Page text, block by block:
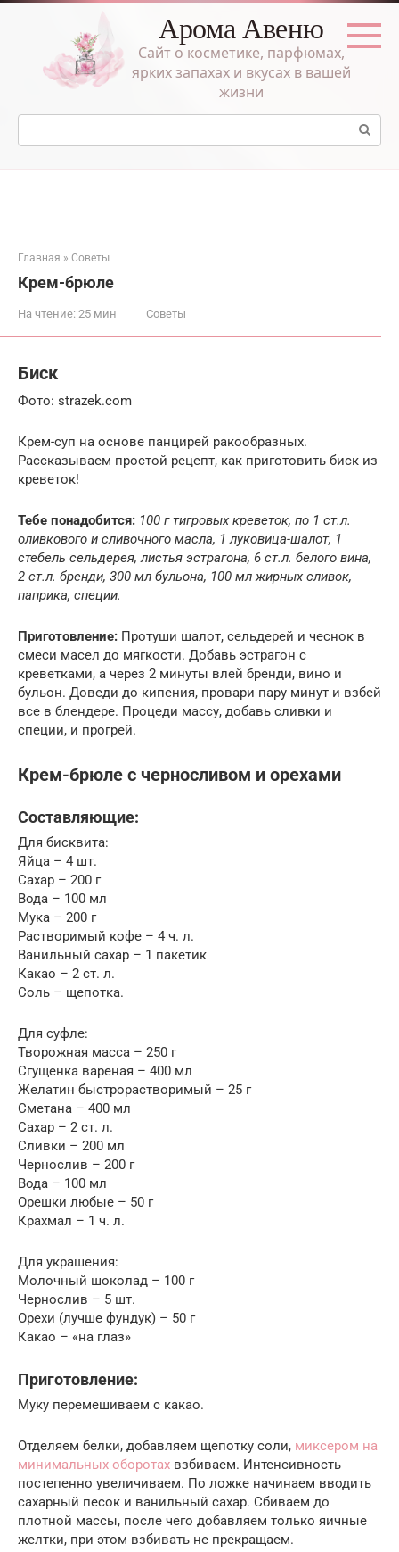
Перейти
Арома Авеню
Сайт о косметике, парфюмах,
ярких запахах и вкусах в вашей
жизни
Поиск:
Главная » Советы
Крем-брюле
На чтение: 25 мин Советы
Биск
Фото: strazek.com
Крем-суп на основе панцирей ракообразных.
Рассказываем простой рецепт, как приготовить биск из
креветок!
Тебе понадобится: 100 г тигровых креветок, по 1 ст.л.
оливкового и сливочного масла, 1 луковица-шалот, 1
стебель сельдерея, листья эстрагона, 6 ст.л. белого вина,
2 ст.л. бренди, 300 мл бульона, 100 мл жирных сливок,
паприка, специи.
Приготовление: Протуши шалот, сельдерей и чеснок в
смеси масел до мягкости. Добавь эстрагон с
креветками, а через 2 минуты влей бренди, вино и
бульон. Доведи до кипения, провари пару минут и взбей
все в блендере. Процеди массу, добавь сливки и
специи, и прогрей.
Крем-брюле с черносливом и орехами
Составляющие:
Для бисквита:
Яйца – 4 шт.
Сахар – 200 г
Вода – 100 мл
Мука – 200 г
Растворимый кофе – 4 ч. л.
Ванильный сахар – 1 пакетик
Какао – 2 ст. л.
Соль – щепотка.
Для суфле:
Творожная масса – 250 г
Сгущенка вареная – 400 мл
Желатин быстрорастворимый – 25 г
Сметана – 400 мл
Сахар – 2 ст. л.
Сливки – 200 мл
Чернослив – 200 г
Вода – 100 мл
Орешки любые – 50 г
Крахмал – 1 ч. л.
Для украшения:
Молочный шоколад – 100 г
Чернослив – 5 шт.
Орехи (лучше фундук) – 50 г
Какао – «на глаз»
Приготовление:
Муку перемешиваем с какао.
Отделяем белки, добавляем щепотку соли, миксером на
минимальных оборотах взбиваем. Интенсивность
постепенно увеличиваем. По ложке начинаем вводить
сахарный песок и ванильный сахар. Сбиваем до
плотной массы, после чего добавляем только яичные
желтки, при этом взбивать не прекращаем.